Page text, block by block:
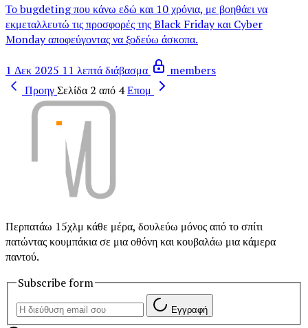
Το bugdeting που κάνω εδώ και 10 χρόνια, με βοηθάει να
εκμεταλλευτώ τις προσφορές της Black Friday και Cyber
Monday αποφεύγοντας να ξοδεύω άσκοπα.
1 Δεκ 2025 11 λεπτά διάβασμα
members
ΠροηγΣελίδα 2 από 4Επομ
Περπατάω 15χλμ κάθε μέρα, δουλεύω μόνος από το σπίτι
πατώντας κουμπάκια σε μια οθόνη και κουβαλάω μια κάμερα
παντού.
Subscribe form
Εγγραφή